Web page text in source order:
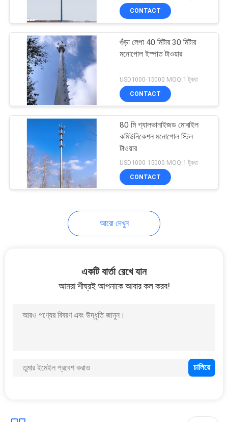
CONTACT
গুঁড়া লেপা 40 মিটার 30 মিটার
মনোপোল ইস্পাত টাওয়ার
USD1000-15000 MOQ:1 টুকরা
CONTACT
80 মি গ্যালভানাইজড মোবাইল
কমিউনিকেশন মনোপোল স্টিল
টাওয়ার
USD1000-15000 MOQ:1 টুকরা
CONTACT
আরো দেখুন
একটি বার্তা রেখে যান
আমরা শীঘ্রই আপনাকে আবার কল করব!